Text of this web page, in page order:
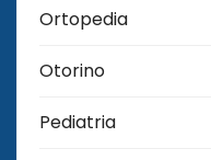
Ortopedia
Otorino
Pediatria